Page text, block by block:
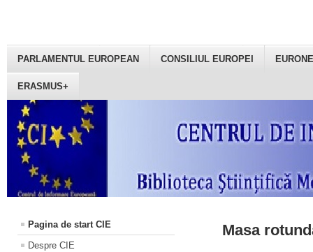
PARLAMENTUL EUROPEAN CONSILIUL EUROPEI
ERASMUS+
Pagina de start CIE
Despre CIE
Masa